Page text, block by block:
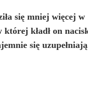
się mniej więcej
kładł on
się